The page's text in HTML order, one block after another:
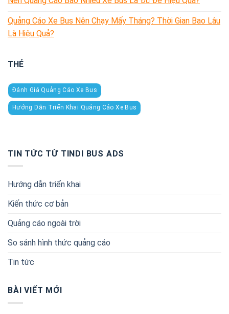
Quảng Cáo Xe Bus Nên Chạy Mấy Tháng? Thời Gian Bao Lâu
Là Hiệu Quả?
THẺ
Đánh Giá Quảng Cáo Xe Bus
Hướng Dẫn Triển Khai Quảng Cáo Xe Bus
TIN TỨC TỪ TINDI BUS ADS
Hướng dẫn triển khai
Kiến thức cơ bản
Quảng cáo ngoài trời
So sánh hình thức quảng cáo
Tin tức
BÀI VIẾT MỚI